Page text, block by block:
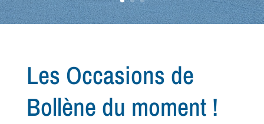
Les Occasions de
Bollène du moment !